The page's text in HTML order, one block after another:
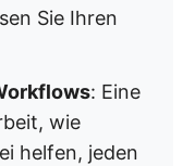
Sie Ihren
: Eine
wie
helfen, jeden